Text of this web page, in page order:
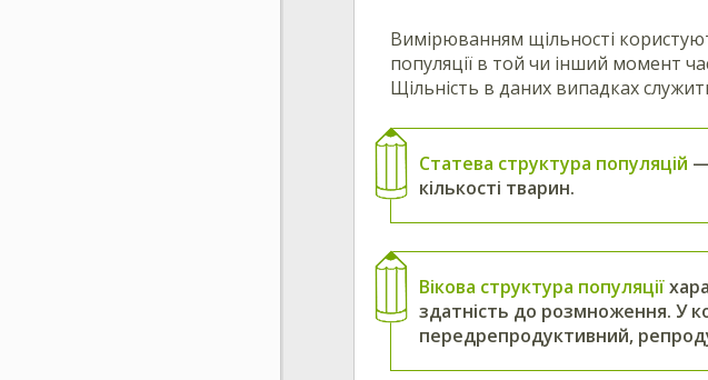
Вимірюванням щільності
популяції в той чи інший момент
Щільність в даних випадках
Статева структура популяцій —
кількості тварин.
Вікова структура популяції
здатність до розмноження. У
передрепродуктивний,